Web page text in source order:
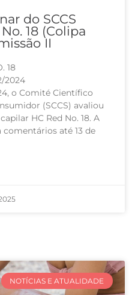
do SCCS
18 (Colipa
II
18
2024
o Comité Científico
(SCCS) avaliou
HC Red No. 18. A
até 13 de
NOTÍCIAS E ATUALIDADE